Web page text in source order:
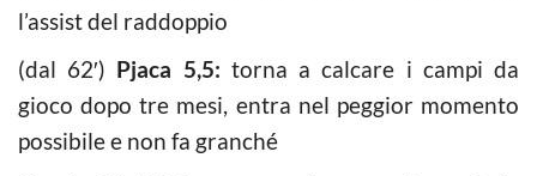
l’assist del raddoppio
(dal 62′) Pjaca 5,5: torna a calcare i campi da
gioco dopo tre mesi, entra nel peggior momento
possibile e non fa granché